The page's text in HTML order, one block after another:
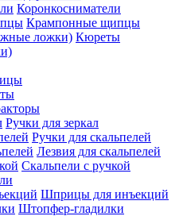
Коронкосниматели
Крампонные щипцы
Кюреты
Ручки для зеркал
Ручки для скальпелей
Лезвия для скальпелей
Скальпели с ручкой
Шприцы для инъекций
Штопфер-гладилки